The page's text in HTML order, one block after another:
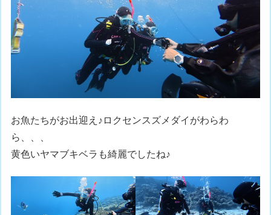
お魚たちがお出迎え♪ロクセンスズメダイがわらわ
ら、、、
黄色いヤマブキベラも綺麗でしたね♪